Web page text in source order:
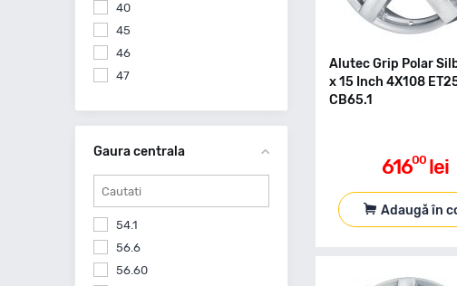
Alutec Grip Polar
x 15 Inch 4X108
CB65.1
61600 lei
Adaugă în
40
45
46
47
Gaura centrala
54.1
56.6
56.60